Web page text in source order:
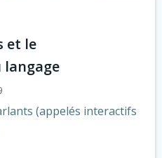
et le
langage
(appelés interactifs